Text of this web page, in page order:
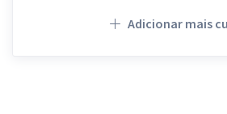
Adicionar mais